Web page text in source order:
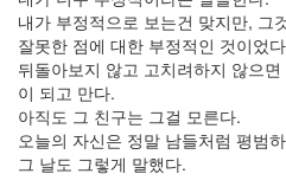
내가 부정적으로 보는건 맞지만, 그
잘못한 점에 대한 부정적인 것이었
뒤돌아보지 않고 고치려하지 않으
이 되고 만다.
아직도 그 친구는 그걸 모른다.
오늘의 자신은 정말 남들처럼 평범
그 날도 그렇게 말했다.
일
기
온
도
제
노